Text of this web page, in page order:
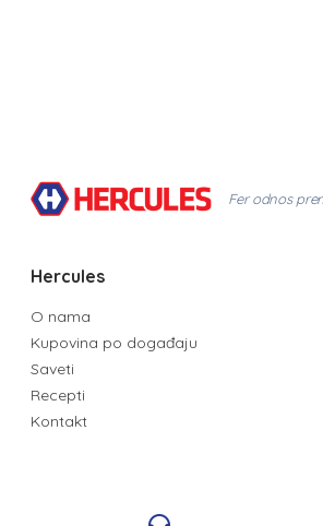
Fer odnos
Hercules
O nama
Kupovina po događaju
Saveti
Recepti
Kontakt